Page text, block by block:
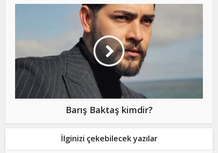
Barış Baktaş kimdir?
İlginizi çekebilecek yazılar